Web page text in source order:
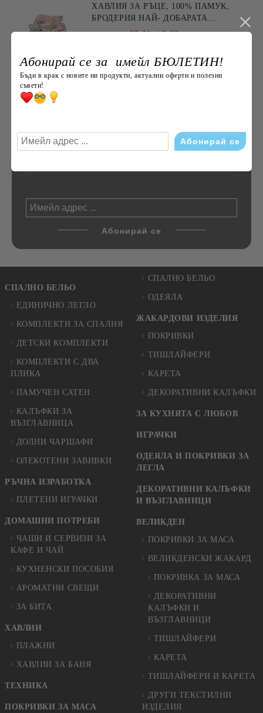
ХАВЛИЯ ЗА РЪЦЕ, 100% ПАМУК,
БРОДЕРИЯ НАЙ- ДОБАРАТА
МАЙКА/БАБА , РАЗМЕР:
€5.11 9.99лв.
ДОЛЕН ЧАРШАФ С ЛАСТИК,
СПАЛНО БЕЛЬО
ЕДИНИЧНО ЛЕГЛО
КОМПЛЕКТИ ЗА СПАЛНЯ
ДЕТСКИ КОМПЛЕКТИ
КОМПЛЕКТИ С ДВА
ПЛИКА
ПАМУЧЕН САТЕН
КАЛЪФКИ ЗА
ВЪЗГЛАВНИЦА
ДОЛНИ ЧАРШАФИ
ОЛЕКОТЕНИ ЗАВИВКИ
РЪЧНА ИЗРАБОТКА
ПЛЕТЕНИ ИГРАЧКИ
ДОМАШНИ ПОТРЕБИ
ЧАШИ И СЕРВИЗИ ЗА
КАФЕ И ЧАЙ
КУХНЕНСКИ ПОСОБИЯ
АРОМАТНИ СВЕЩИ
ЗА БИТА
ХАВЛИИ
ПЛАЖНИ
ХАВЛИИ ЗА БАНЯ
ТЕХНИКА
ПОКРИВКИ ЗА МАСА
СПАЛНО БЕЛЬО
ОДЕЯЛА
ЖАКАРДОВИ ИЗДЕЛИЯ
ПОКРИВКИ
ТИШЛАЙФЕРИ
КАРЕТА
ДЕКОРАТИВНИ КАЛЪФКИ
ЗА КУХНЯТА С ЛЮБОВ
ИГРАЧКИ
ОДЕЯЛА И ПОКРИВКИ ЗА
ЛЕГЛА
ДЕКОРАТИВНИ КАЛЪФКИ
И ВЪЗГЛАВНИЦИ
ВЕЛИКДЕН
ПОКРИВКИ ЗА МАСА
ВЕЛИКДЕНСКИ ЖАКАРД
ПОКРИВКА ЗА МАСА
ДЕКОРАТИВНИ
КАЛЪФКИ И
ВЪЗГЛАВНИЦИ
ТИШЛАЙФЕРИ
КАРЕТА
ТИШЛАЙФЕРИ И КАРЕТА
ДРУГИ ТЕКСТИЛНИ
ИЗДЕЛИЯ
Абонирай се за имейл БЮЛЕТИН!
Бъди в крак с новите ни продукти, актуални оферти и полезни
съвети!